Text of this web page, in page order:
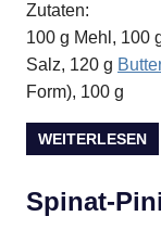
Zutaten:
100 g Mehl, 100
Salz, 120 g Butter
Form), 100 g
WEITERLESEN
Spinat-